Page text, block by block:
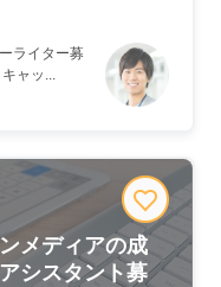
ライター募
ャッ...
メディアの成
シスタント募